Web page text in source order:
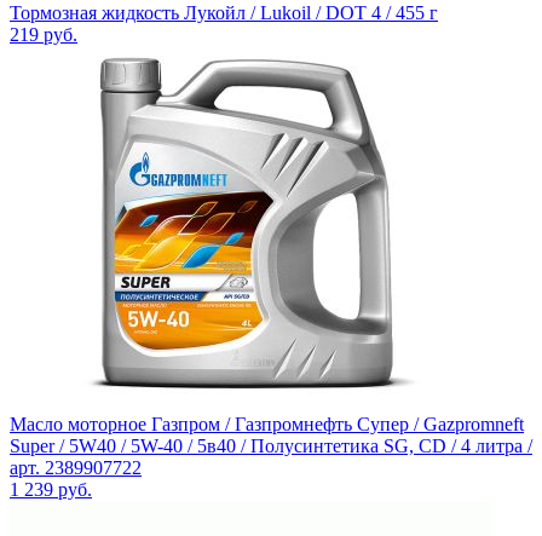
Тормозная жидкость Лукойл / Lukoil / DOT 4 / 455 г
219 руб.
Масло моторное Газпром / Газпромнефть Супер / Gazpromneft
Super / 5W40 / 5W-40 / 5в40 / Полусинтетика SG, CD / 4 литра /
арт. 2389907722
1 239 руб.